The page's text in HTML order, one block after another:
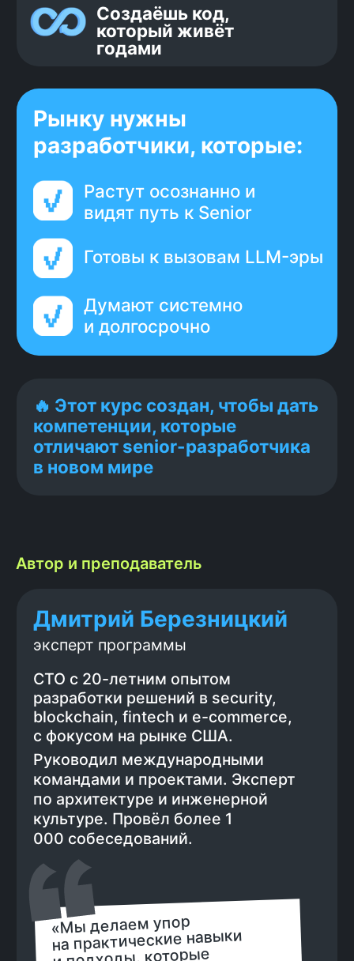
Автор и преподаватель
Чем этот курс отличается
от остальных, какие навыки
получишь и как они помогут выйти
на уровень Senior
Главное о курсе
в коротком видео
Руководил международными
командами и проектами. Эксперт
по архитектуре и инженерной
культуре. Провёл более 1
«Мы делаем упор
на практические навыки
и подходы, которые
внедрятся в ведущих
всему миру»
Иван Кочура
Senior Team-Lead, руководил
командами в DocuWalk (США) и
Ezwim (Нидерланды),
проектировал микросервисные
архитектуры и поддерживал
высоконагруженные системы. На
приёмами, которые помогают
справляться со сложными
задачами и мыслить как senior-
инженер